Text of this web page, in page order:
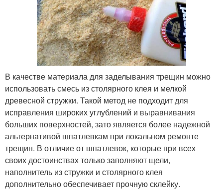
В качестве материала для заделывания трещин можно
использовать смесь из столярного клея и мелкой
древесной стружки. Такой метод не подходит для
исправления широких углублений и выравнивания
больших поверхностей, зато является более надежной
альтернативой шпатлевкам при локальном ремонте
трещин. В отличие от шпатлевок, которые при всех
своих достоинствах только заполняют щели,
наполнитель из стружки и столярного клея
дополнительно обеспечивает прочную склейку.